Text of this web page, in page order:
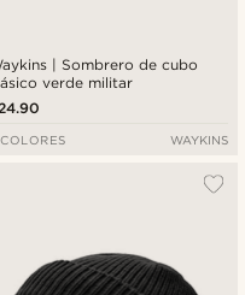
| Sombrero de cubo
verde militar
WAYKINS